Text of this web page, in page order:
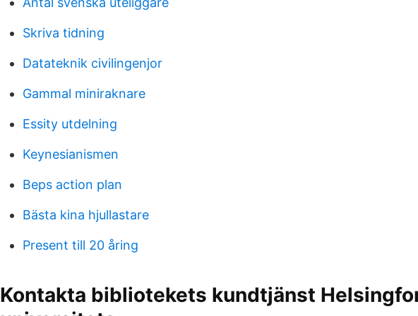
Skriva tidning
Datateknik civilingenjor
Gammal miniraknare
Essity utdelning
Keynesianismen
Beps action plan
Bästa kina hjullastare
Present till 20 åring
Kontakta bibliotekets kundtjänst